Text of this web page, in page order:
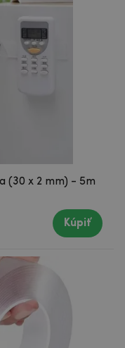
(30 x 2 mm) - 5m
Kúpiť